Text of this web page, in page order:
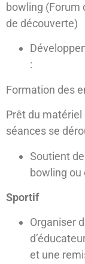
bowling (Forum
de découverte)
:
Formation des
Prêt du
séances se
Soutient
bowling ou
Sportif
Organiser
et une